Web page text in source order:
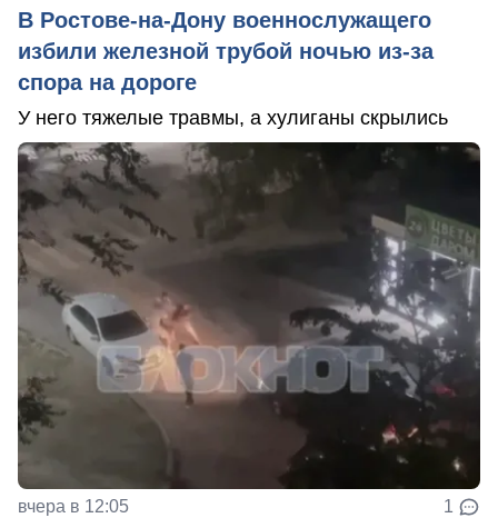
В Ростове-на-Дону военнослужащего
избили железной трубой ночью из-за
спора на дороге
У него тяжелые травмы, а хулиганы скрылись
вчера в 12:05 1